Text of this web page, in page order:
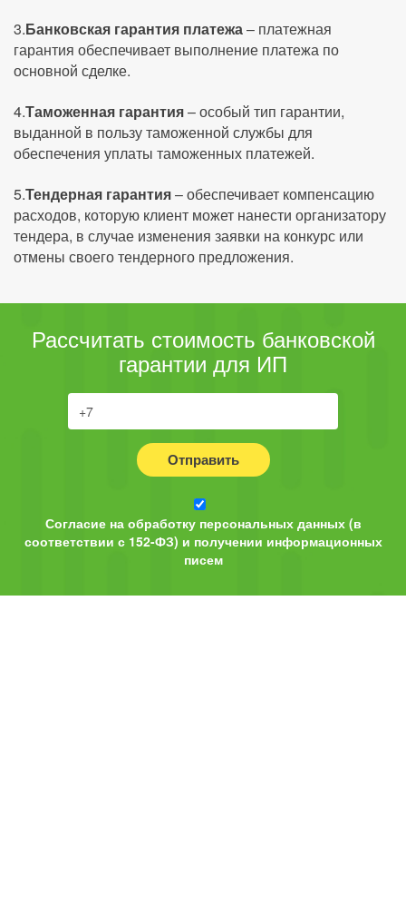
3.Банковская гарантия платежа– платежная
гарантия обеспечивает выполнение платежа по
основной сделке.
4.Таможенная гарантия– особый тип гарантии,
выданной в пользу таможенной службы для
обеспечения уплаты таможенных платежей.
5.Тендерная гарантия– обеспечивает компенсацию
расходов, которую клиент может нанести организатору
тендера, в случае изменения заявки на конкурс или
отмены своего тендерного предложения.
Рассчитать стоимость банковской
гарантии для ИП
Отправить
Согласие на обработку персональных данных (в
соответствии с 152-ФЗ) и получении информационных
писем